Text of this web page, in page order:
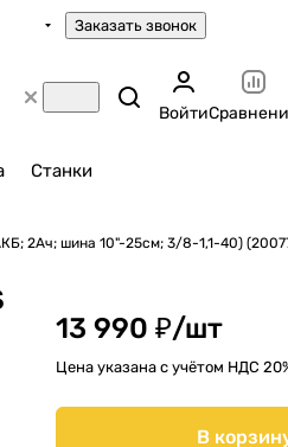
Заказать звонок
Войти
Станки
2Ач; шина 10"-25см; 3/8-1,1-40)
13 990 ₽/шт
Цена указана с учётом НДС
В